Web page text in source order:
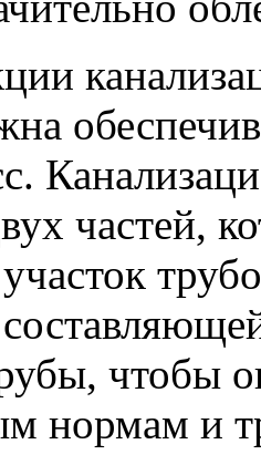
частей,
чтобы
нормам и